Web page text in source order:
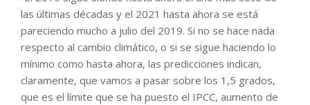
las últimas décadas y el 2021 hasta ahora se está
pareciendo mucho a julio del 2019. Si no se hace nada
respecto al cambio climático, o si se sigue haciendo lo
mínimo como hasta ahora, las predicciones indican,
claramente, que vamos a pasar sobre los 1,5 grados,
que es el límite que se ha puesto el IPCC, aumento de